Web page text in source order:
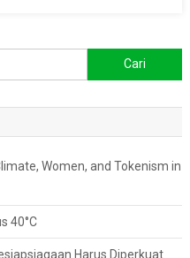
untuk:
Women, and Tokenism in
40°C
Harus Diperkuat